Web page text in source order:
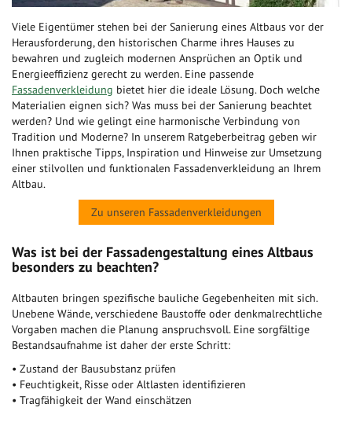
Viele Eigentümer stehen bei der Sanierung eines Altbaus vor der
Herausforderung, den historischen Charme ihres Hauses zu
bewahren und zugleich modernen Ansprüchen an Optik und
Energieeffizienz gerecht zu werden. Eine passende
Fassadenverkleidung bietet hier die ideale Lösung. Doch welche
Materialien eignen sich? Was muss bei der Sanierung beachtet
werden? Und wie gelingt eine harmonische Verbindung von
Tradition und Moderne? In unserem Ratgeberbeitrag geben wir
Ihnen praktische Tipps, Inspiration und Hinweise zur Umsetzung
einer stilvollen und funktionalen Fassadenverkleidung an Ihrem
Altbau.
Zu unseren Fassadenverkleidungen
Was ist bei der Fassadengestaltung eines Altbaus
besonders zu beachten?
Altbauten bringen spezifische bauliche Gegebenheiten mit sich.
Unebene Wände, verschiedene Baustoffe oder denkmalrechtliche
Vorgaben machen die Planung anspruchsvoll. Eine sorgfältige
Bestandsaufnahme ist daher der erste Schritt:
• Zustand der Bausubstanz prüfen
• Feuchtigkeit, Risse oder Altlasten identifizieren
• Tragfähigkeit der Wand einschätzen